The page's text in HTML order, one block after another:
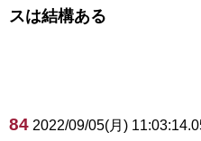
スは結構ある
84 2022/09/05(月)